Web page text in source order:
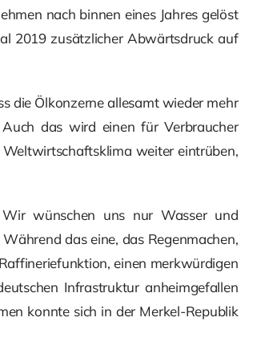
nach binnen eines Jahres gelöst
2019 zusätzlicher Abwärtsdruck auf
die Ölkonzerne allesamt wieder mehr
das wird einen für Verbraucher
weiter eintrüben,
wünschen uns nur Wasser und
das eine, das Regenmachen,
einen merkwürdigen
Infrastruktur anheimgefallen
konnte sich in der Merkel-Republik